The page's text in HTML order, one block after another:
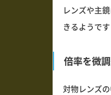
レンズや主
きるようです
倍率を微
対物レンズ